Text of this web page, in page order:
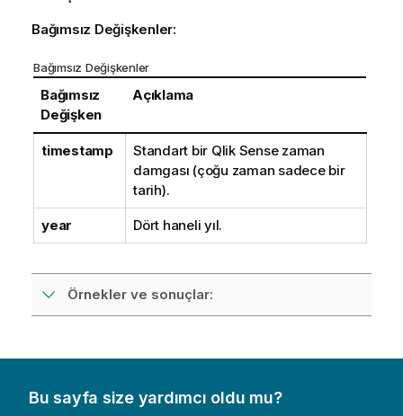
Bağımsız Değişkenler:
Bağımsız Değişkenler
Bağımsız
Değişken
Açıklama
timestamp Standart bir Qlik Sensezaman
damgası (çoğu zaman sadece bir
tarih).
year Dört haneli yıl.
Örnekler ve sonuçlar:
Bu sayfa size yardımcı oldu mu?